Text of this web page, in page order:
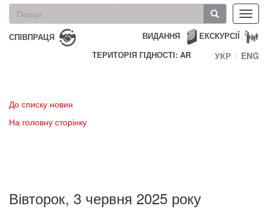
Пошукова
форма
Пошук
СПІВПРАЦЯ ЕКСКУРСІЇ
ВИДАННЯ
ТЕРИТОРІЯ ГІДНОСТІ: AR
УКР ENG
До списку новин
На головну сторінку
Вівторок, 3 червня 2025 року